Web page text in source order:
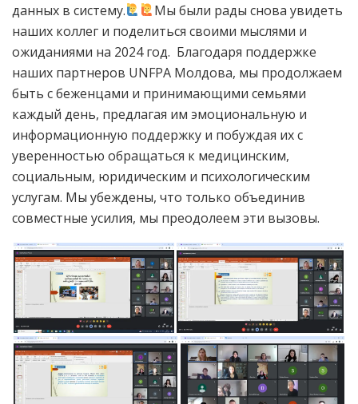
данных в систему.
Мы были рады снова увидеть
наших коллег и поделиться своими мыслями и
ожиданиями на 2024 год. Благодаря поддержке
наших партнеров UNFPA Молдова, мы продолжаем
быть с беженцами и принимающими семьями
каждый день, предлагая им эмоциональную и
информационную поддержку и побуждая их с
уверенностью обращаться к медицинским,
социальным, юридическим и психологическим
услугам. Мы убеждены, что только объединив
совместные усилия, мы преодолеем эти вызовы.